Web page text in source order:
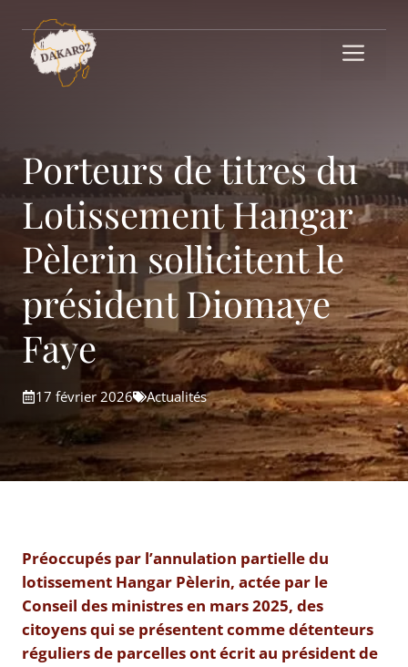
contenu
Porteurs de titres du
Lotissement Hangar
Pèlerin sollicitent le
président Diomaye
Faye
17 février 2026 Actualités
Préoccupés par l’annulation partielle du
lotissement Hangar Pèlerin, actée par le
Conseil des ministres en mars 2025, des
citoyens qui se présentent comme détenteurs
réguliers de parcelles ont écrit au président de